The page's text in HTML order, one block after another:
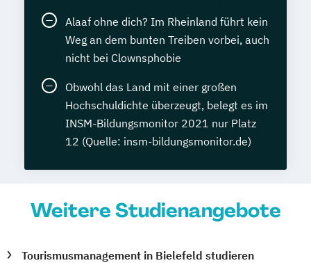
Alaaf ohne dich? Im Rheinland führt kein
Weg an dem bunten Treiben vorbei, auch
nicht bei Clownsphobie
Obwohl das Land mit einer großen
Hochschuldichte überzeugt, belegt es im
INSM-Bildungsmonitor 2021 nur Platz
12 (Quelle: insm-bildungsmonitor.de)
Weitere Studienangebote
Tourismusmanagement in Bielefeld studieren